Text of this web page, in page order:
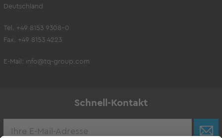
Deutschland
Tel. +49 8153 9308-0
Fax. +49 8153 4223
E-Mail: info@tq-group.com
Schnell-Kontakt